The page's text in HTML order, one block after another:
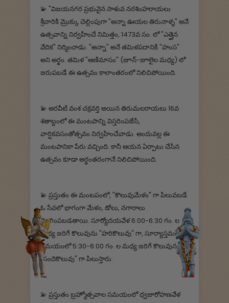
💫 "విజయనగర ప్రభువైన సాళువ నరశింహరాయలు
శ్రీవారికి మ్రొక్కు చెల్లింపుగా "అన్నా ఊయల తిరునాళ్ళ" అనే
ఉత్సవాన్ని నిర్వహించే నిమిత్తం, 1473వ సం. లో "ఎత్తైన
వేదిక" నిర్మించాడు. "అన్నా" అనే తమిళపదానికి "హంస"
అని అర్థం. తమిళ "ఆణిమాసం" (జూన్-జూలైల మధ్య) లో
జరుపబడే ఈ ఉత్సవం కాలాంతరంలో నిలిచిపోయింది.
💫 అరవీటి వంశ చక్రవర్తి అయిన తిరుమలరాయలు 16వ
శతాబ్దంలో ఈ మంటపాన్ని విస్తరింపజేసి,
వార్షికవసంతోత్సవం నిర్వహించేవాడు. అందువల్ల ఈ
మంటపానికా పేరు వచ్చింది. కానీ ఆయన ఏర్పాటు చేసిన
ఉత్సవం కూడా అర్థంతరంగానే నిలిచిపోయింది.
💫 ప్రస్తుతం ఈ మంటపంలో, "కొలువుమేళం" గా పిలువబడే
ఓ సేవలో భాగంగా మేళం, డోలు, నగారాలు
మ్రోగింపబడతాయి. సూర్యోదయవేళ 6:00-6:30 గం. ల
మధ్య జరిగే కొలువును "హరికొలువు" గా, సూర్యాస్తమయ
సమయంలో 5:30-6:00 గం. ల మధ్య జరిగే కొలువును
"సందెకొలువు" గా పిలుస్తారు.
💫 ప్రస్తుతం బ్రహ్మోత్సవాల సమయంలో ధ్వజారోహణవేళ